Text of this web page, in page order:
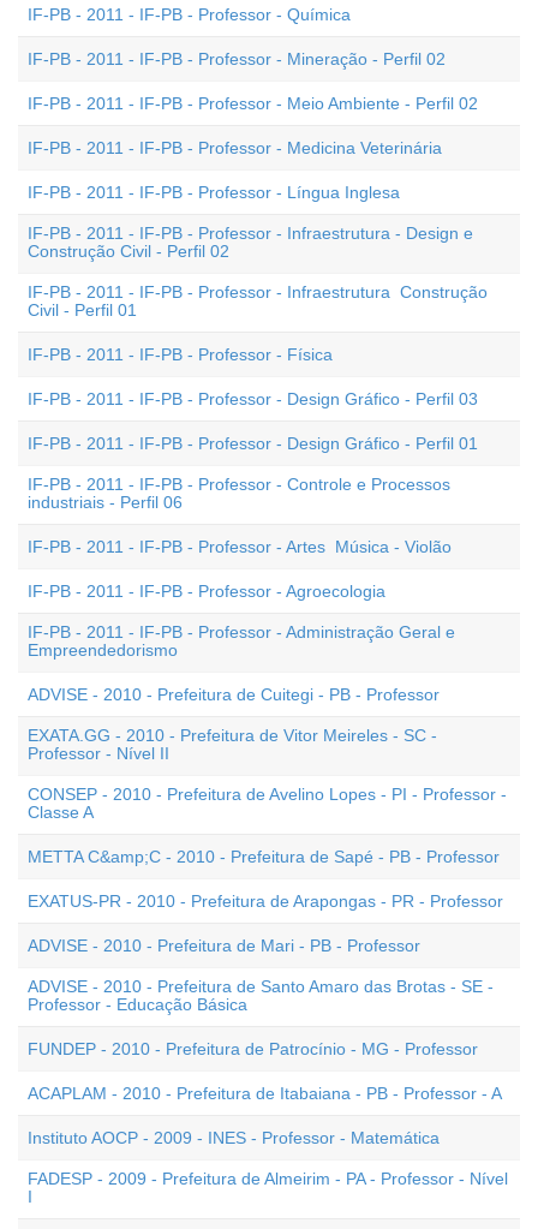
IF-PB - 2011 - IF-PB - Professor - Química
IF-PB - 2011 - IF-PB - Professor - Mineração - Perfil 02
IF-PB - 2011 - IF-PB - Professor - Meio Ambiente - Perfil 02
IF-PB - 2011 - IF-PB - Professor - Medicina Veterinária
IF-PB - 2011 - IF-PB - Professor - Língua Inglesa
IF-PB - 2011 - IF-PB - Professor - Infraestrutura - Design e
Construção Civil - Perfil 02
IF-PB - 2011 - IF-PB - Professor - Infraestrutura  Construção
Civil - Perfil 01
IF-PB - 2011 - IF-PB - Professor - Física
IF-PB - 2011 - IF-PB - Professor - Design Gráfico - Perfil 03
IF-PB - 2011 - IF-PB - Professor - Design Gráfico - Perfil 01
IF-PB - 2011 - IF-PB - Professor - Controle e Processos
industriais - Perfil 06
IF-PB - 2011 - IF-PB - Professor - Artes  Música - Violão
IF-PB - 2011 - IF-PB - Professor - Agroecologia
IF-PB - 2011 - IF-PB - Professor - Administração Geral e
Empreendedorismo
ADVISE - 2010 - Prefeitura de Cuitegi - PB - Professor
EXATA.GG - 2010 - Prefeitura de Vitor Meireles - SC -
Professor - Nível II
CONSEP - 2010 - Prefeitura de Avelino Lopes - PI - Professor -
Classe A
METTA C&amp;C - 2010 - Prefeitura de Sapé - PB - Professor
EXATUS-PR - 2010 - Prefeitura de Arapongas - PR - Professor
ADVISE - 2010 - Prefeitura de Mari - PB - Professor
ADVISE - 2010 - Prefeitura de Santo Amaro das Brotas - SE -
Professor - Educação Básica
FUNDEP - 2010 - Prefeitura de Patrocínio - MG - Professor
ACAPLAM - 2010 - Prefeitura de Itabaiana - PB - Professor - A
Instituto AOCP - 2009 - INES - Professor - Matemática
FADESP - 2009 - Prefeitura de Almeirim - PA - Professor - Nível
I